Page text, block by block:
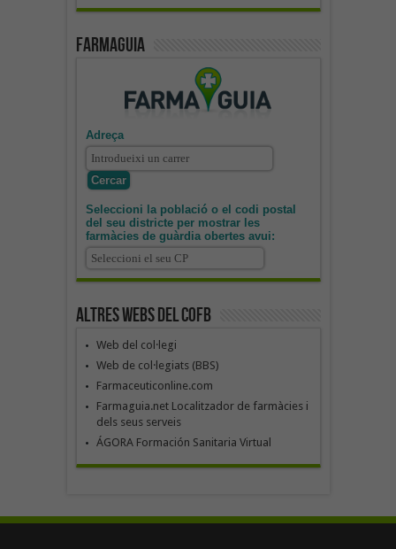
Farmaguia
Adreça
Seleccioni la població o el codi postal
del seu districte per mostrar les
farmàcies de guàrdia obertes avui:
Altres webs del COFB
Web del col·legi
Web de col·legiats (BBS)
Farmaceuticonline.com
Farmaguia.net Localitzador de farmàcies i
dels seus serveis
ÁGORA Formación Sanitaria Virtual